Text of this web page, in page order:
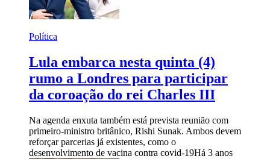
Política
Lula embarca nesta quinta (4)
rumo a Londres para participar
da coroação do rei Charles III
Na agenda enxuta também está prevista reunião com
primeiro-ministro britânico, Rishi Sunak. Ambos devem
reforçar parcerias já existentes, como o
desenvolvimento de vacina contra covid-19Há 3 anos